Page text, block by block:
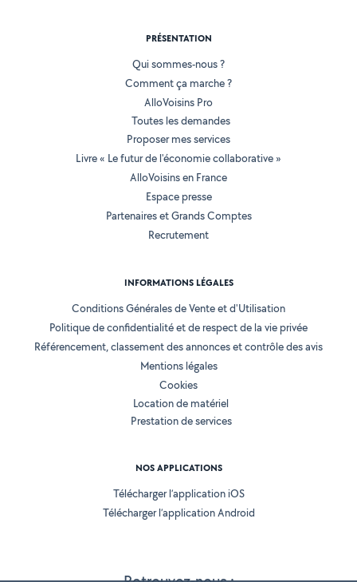
PRÉSENTATION
Qui sommes-nous ?
Comment ça marche ?
AlloVoisins Pro
Toutes les demandes
Proposer mes services
Livre « Le futur de l'économie collaborative »
AlloVoisins en France
Espace presse
Partenaires et Grands Comptes
Recrutement
INFORMATIONS LÉGALES
Conditions Générales de Vente et d'Utilisation
Politique de confidentialité et de respect de la vie privée
Référencement, classement des annonces et contrôle des avis
Mentions légales
Cookies
Location de matériel
Prestation de services
NOS APPLICATIONS
Télécharger l’application iOS
Télécharger l’application Android